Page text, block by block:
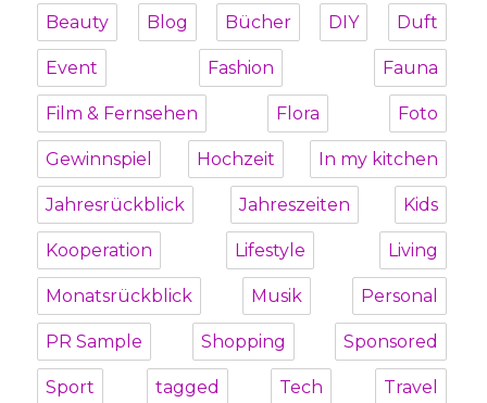
Beauty Blog Bücher DIY Duft
Event Fashion Fauna
Film & Fernsehen Flora Foto
Gewinnspiel Hochzeit In my kitchen
Jahresrückblick Jahreszeiten Kids
Kooperation Lifestyle Living
Monatsrückblick Musik Personal
PR Sample Shopping Sponsored
Sport tagged Tech Travel